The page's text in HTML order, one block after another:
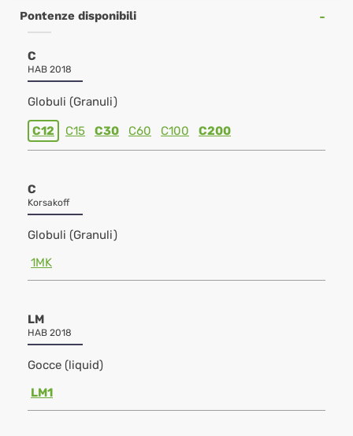
Pontenze disponibili
C
HAB 2018
Globuli (Granuli)
C12 C15 C30 C60 C100 C200
C
Korsakoff
Globuli (Granuli)
1MK
LM
HAB 2018
Gocce (liquid)
LM1